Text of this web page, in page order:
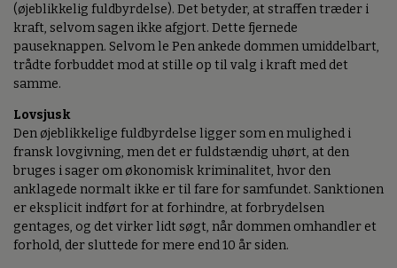
(øjeblikkelig fuldbyrdelse). Det betyder, at straffen træder i
kraft, selvom sagen ikke afgjort. Dette fjernede
pauseknappen. Selvom le Pen ankede dommen umiddelbart,
trådte forbuddet mod at stille op til valg i kraft med det
samme.
Lovsjusk
Den øjeblikkelige fuldbyrdelse ligger som en mulighed i
fransk lovgivning, men det er fuldstændig uhørt, at den
bruges i sager om økonomisk kriminalitet, hvor den
anklagede normalt ikke er til fare for samfundet. Sanktionen
er eksplicit indført for at forhindre, at forbrydelsen
gentages, og det virker lidt søgt, når dommen omhandler et
forhold, der sluttede for mere end 10 år siden.